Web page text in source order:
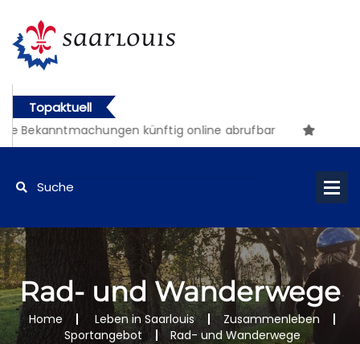
Topaktuell
Bekanntmachungen künftig online abrufbar
Rad- und Wanderwege
Home Leben in Saarlouis
Zusammenleben
Sportangebot
Rad- und Wanderwege